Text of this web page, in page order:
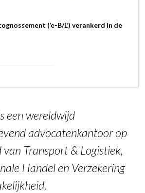
(‘e-B/L’) verankerd in de
een wereldwijd
advocatenkantoor op
van Transport & Logistiek,
Handel en Verzekering